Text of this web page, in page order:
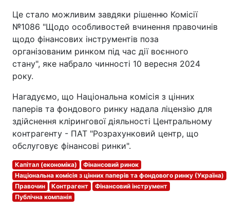
Це стало можливим завдяки рішенню Комісії
№1086 "Щодо особливостей вчинення правочинів
щодо фінансових інструментів поза
організованим ринком під час дії воєнного
стану", яке набрало чинності 10 вересня 2024
року.
Нагадуємо, що Національна комісія з цінних
паперів та фондового ринку надала ліцензію для
здійснення клірингової діяльності Центральному
контрагенту - ПАТ "Розрахунковий центр, що
обслуговує фінансові ринки".
Капітал (економіка)
Фінансовий ринок
Національна комісія з цінних паперів та фондового ринку (Україна)
Правочин
Контрагент
Фінансовий інструмент
Публічна компанія